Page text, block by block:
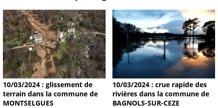
10/03/2024 : glissement de
terrain dans la commune de
MONTSELGUES
10/03/2024 : crue rapide des
rivières dans la commune de
BAGNOLS-SUR-CEZE